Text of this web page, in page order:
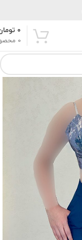
0
۰